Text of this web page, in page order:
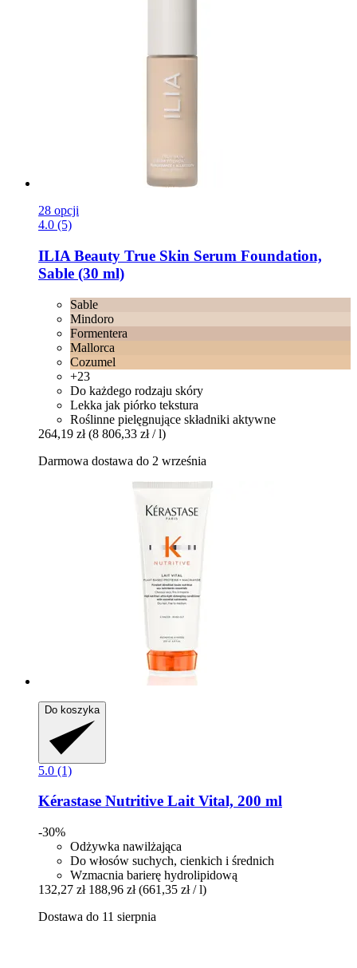
28 opcji
4.0 (5)
ILIA Beauty True Skin Serum Foundation,
Sable (30 ml)
Sable
Mindoro
Formentera
Mallorca
Cozumel
+23
Do każdego rodzaju skóry
Lekka jak piórko tekstura
Roślinne pielęgnujące składniki aktywne
264,19 zł (8 806,33 zł / l)
Darmowa dostawa do 2 września
Do koszyka
5.0 (1)
Kérastase Nutritive Lait Vital, 200 ml
-30%
Odżywka nawilżająca
Do włosów suchych, cienkich i średnich
Wzmacnia barierę hydrolipidową
132,27 zł 188,96 zł (661,35 zł / l)
Dostawa do 11 sierpnia